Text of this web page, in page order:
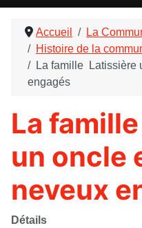
Accueil
La
Histoire de la
La famille Latissière
engagés
La
un oncle
neveux
Détails